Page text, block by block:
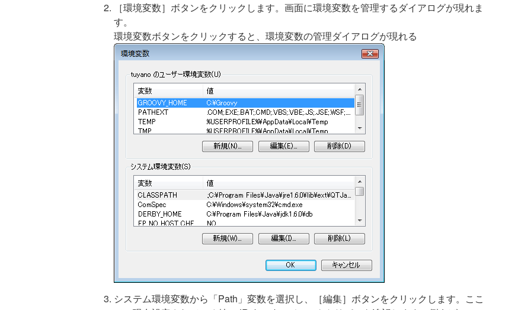
［環境変数］ボタンをクリックします。画面に環境変数を管理するダイアログが現れま
す。
環境変数ボタンをクリックすると、環境変数の管理ダイアログが現れる
システム環境変数から「Path」変数を選択し、［編集］ボタンをクリックします。ここ